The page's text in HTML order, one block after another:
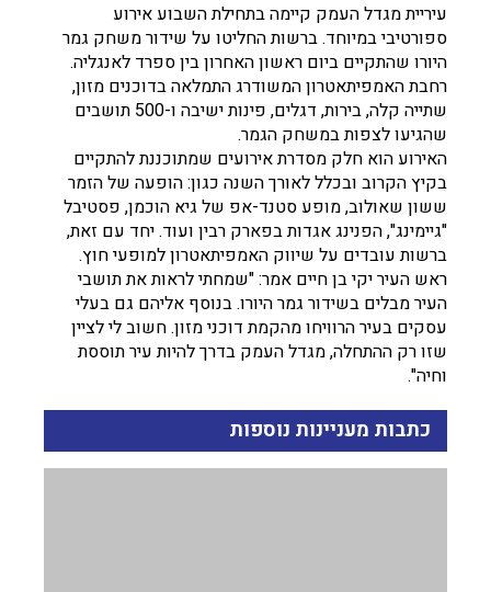
עיריית מגדל העמק קיימה בתחילת השבוע אירוע
ספורטיבי במיוחד. ברשות החליטו על שידור משחק גמר
היורו שהתקיים ביום ראשון האחרון בין ספרד לאנגליה.
רחבת האמפיתאטרון המשודרג התמלאה בדוכנים מזון,
שתייה קלה, בירות, דגלים, פינות ישיבה ו-500 תושבים
שהגיעו לצפות במשחק הגמר.
האירוע הוא חלק מסדרת אירועים שמתוכננת להתקיים
בקיץ הקרוב ובכלל לאורך השנה כגון: הופעה של הזמר
ששון שאולוב, מופע סטנד-אפ של גיא הוכמן, פסטיבל
"גיימינג", הפנינג אגדות בפארק רבין ועוד. יחד עם זאת,
ברשות עובדים על שיווק האמפיתאטרון למופעי חוץ.
ראש העיר יקי בן חיים אמר: "שמחתי לראות את תושבי
העיר מבלים בשידור גמר היורו. בנוסף אליהם גם בעלי
עסקים בעיר הרוויחו מהקמת דוכני מזון. חשוב לי לציין
שזו רק ההתחלה, מגדל העמק בדרך להיות עיר תוססת
וחיה".
כתבות מעניינות נוספות